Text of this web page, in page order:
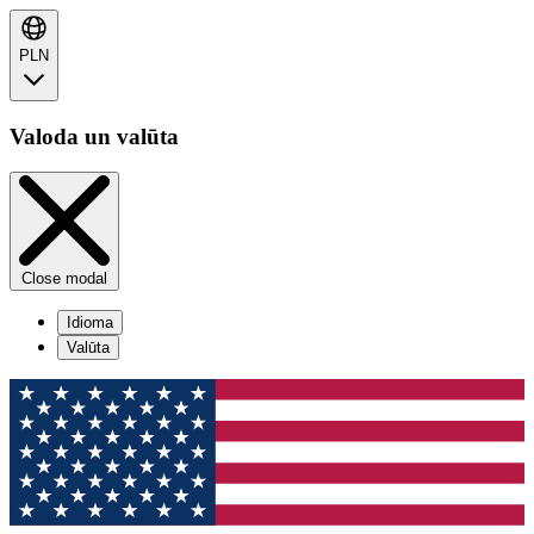
PLN
Valoda un valūta
Close modal
Idioma
Valūta